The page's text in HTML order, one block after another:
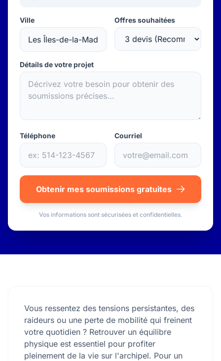
Ville Offres souhaitées
Détails de votre projet
Téléphone Courriel
Obtenir mes soumissions gratuites
Vos informations sont sécurisées et confidentielles.
Vous ressentez des tensions persistantes, des
raideurs ou une perte de mobilité qui freinent
votre quotidien ? Retrouver un équilibre
physique est essentiel pour profiter
pleinement de la vie sur l'archipel. Pour un